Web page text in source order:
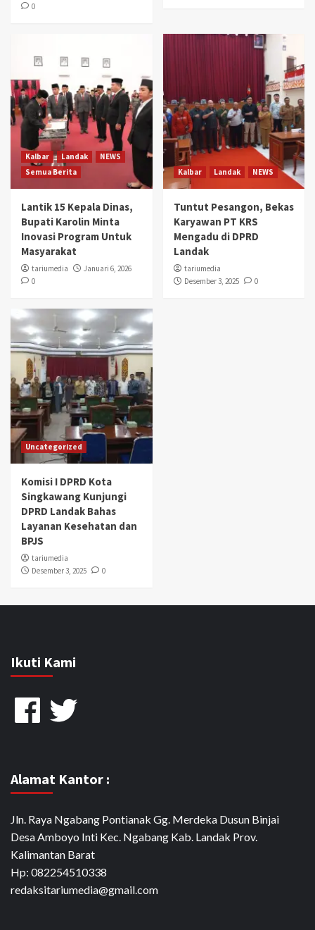
0
Kalbar Landak
NEWS
Semua Berita
Lantik 15 Kepala Dinas,
Bupati Karolin Minta
Inovasi Program Untuk
Masyarakat
tariumedia
Januari 6, 2026
0
Kalbar Landak NEWS
Tuntut Pesangon, Bekas
Karyawan PT KRS
Mengadu di DPRD
Landak
tariumedia
Desember 3, 2025
0
Uncategorized
Komisi I DPRD Kota
Singkawang Kunjungi
DPRD Landak Bahas
Layanan Kesehatan dan
BPJS
tariumedia
Desember 3, 2025
0
Ikuti Kami
FacebookTwitter
Alamat Kantor :
Jln. Raya Ngabang Pontianak Gg. Merdeka Dusun Binjai
Desa Amboyo Inti Kec. Ngabang Kab. Landak Prov.
Kalimantan Barat
Hp: 082254510338
redaksitariumedia@gmail.com